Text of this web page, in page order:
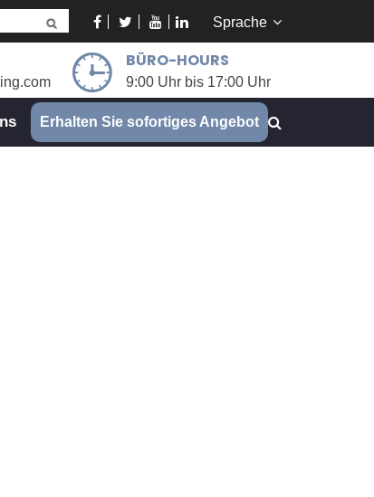
Sprache
BÜRO-HOURS
9:00 Uhr bis 17:00 Uhr
Erhalten Sie sofortiges Angebot